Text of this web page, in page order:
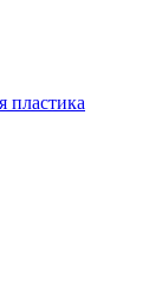
пластика